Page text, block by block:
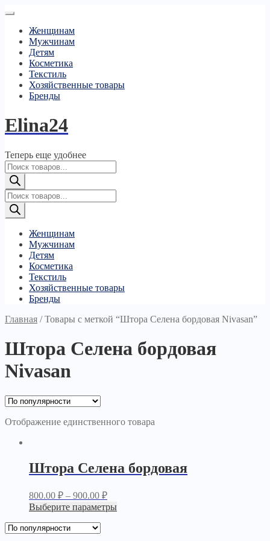
Женщинам
Мужчинам
Детям
Косметика
Текстиль
Хозяйственные товары
Бренды
Elina24
Теперь еще удобнее
Поиск
товаров
Поиск
товаров
Женщинам
Мужчинам
Детям
Косметика
Текстиль
Хозяйственные товары
Бренды
Главная /Товары с меткой “Штора Селена бордовая Nivasan”
Штора Селена бордовая
Nivasan
Отображение единственного товара
Штора Селена бордовая
800.00 ₽ – 900.00 ₽
Выберите параметры